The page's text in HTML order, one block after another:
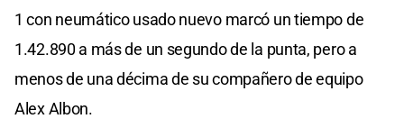
1 con neumático usado nuevo marcó un tiempo de
1.42.890 a más de un segundo de la punta, pero a
menos de una décima de su compañero de equipo
Alex Albon.